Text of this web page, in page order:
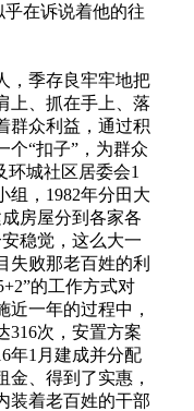
在诉说着他的往
，季存良牢牢地把
上、抓在手上、落
群众利益，通过积
个“扣子”，为群众
环城社区居委会1
组，1982年分田大
房屋分到各家各
稳觉，这么大一
失败那老百姓的利
的工作方式对
一年的过程中，
316次，安置方案
年1月建成并分配
、得到了实惠，
装着老百姓的干部